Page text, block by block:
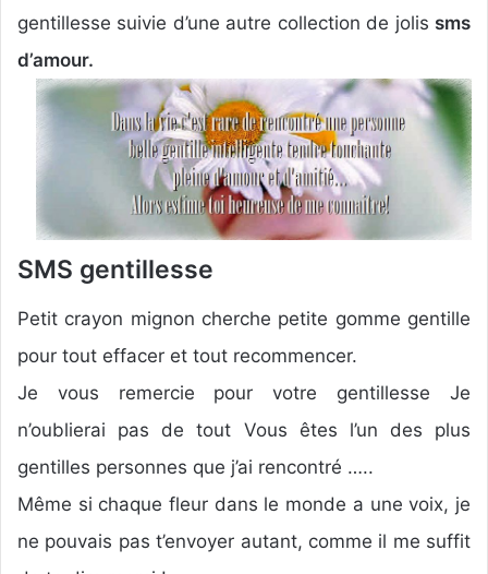
gentillesse suivie d’une autre collection de jolis sms
d’amour.
SMS gentillesse
Petit crayon mignon cherche petite gomme gentille
pour tout effacer et tout recommencer.
Je vous remercie pour votre gentillesse Je
n’oublierai pas de tout Vous êtes l’un des plus
gentilles personnes que j’ai rencontré …..
Même si chaque fleur dans le monde a une voix, je
ne pouvais pas t’envoyer autant, comme il me suffit